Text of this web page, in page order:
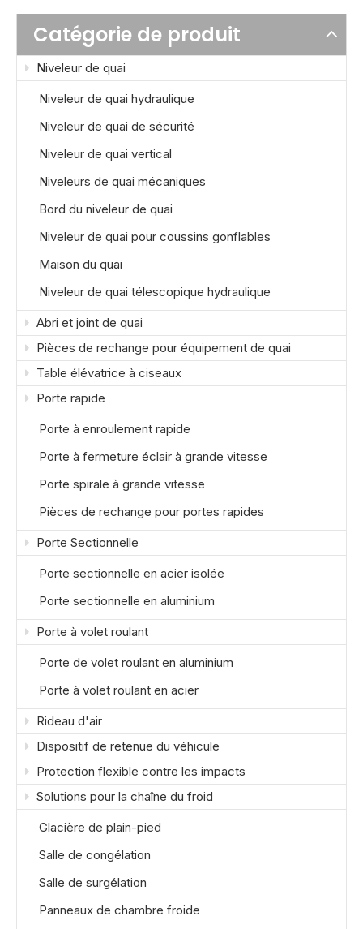
Catégorie de produit
Niveleur de quai
Niveleur de quai hydraulique
Niveleur de quai de sécurité
Niveleur de quai vertical
Niveleurs de quai mécaniques
Bord du niveleur de quai
Niveleur de quai pour coussins gonflables
Maison du quai
Niveleur de quai télescopique hydraulique
Abri et joint de quai
Pièces de rechange pour équipement de quai
Table élévatrice à ciseaux
Porte rapide
Porte à enroulement rapide
Porte à fermeture éclair à grande vitesse
Porte spirale à grande vitesse
Pièces de rechange pour portes rapides
Porte Sectionnelle
Porte sectionnelle en acier isolée
Porte sectionnelle en aluminium
Porte à volet roulant
Porte de volet roulant en aluminium
Porte à volet roulant en acier
Rideau d'air
Dispositif de retenue du véhicule
Protection flexible contre les impacts
Solutions pour la chaîne du froid
Glacière de plain-pied
Salle de congélation
Salle de surgélation
Panneaux de chambre froide